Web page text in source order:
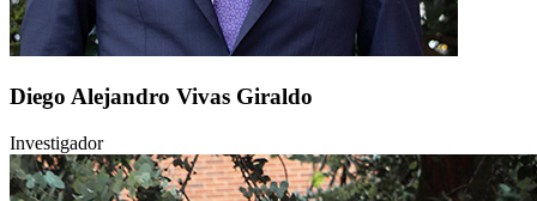
Diego Alejandro Vivas Giraldo
Investigador